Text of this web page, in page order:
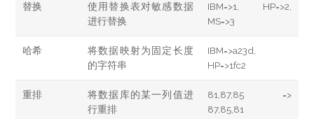
替换
使用替换表对敏感数据
进行替换
IBM=>1, HP=>2,
MS=>3
哈希
将数据映射为固定长度
的字符串
IBM=>a23d,
HP=>1fc2
重排
将数据库的某一列值进
行重排
81,87,85 =>
87,85,81